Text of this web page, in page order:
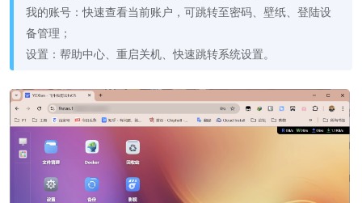
我的账号：快速查看当前账户，可跳转至密码、壁纸、登陆设
备管理；
设置：帮助中心、重启关机、快速跳转系统设置。